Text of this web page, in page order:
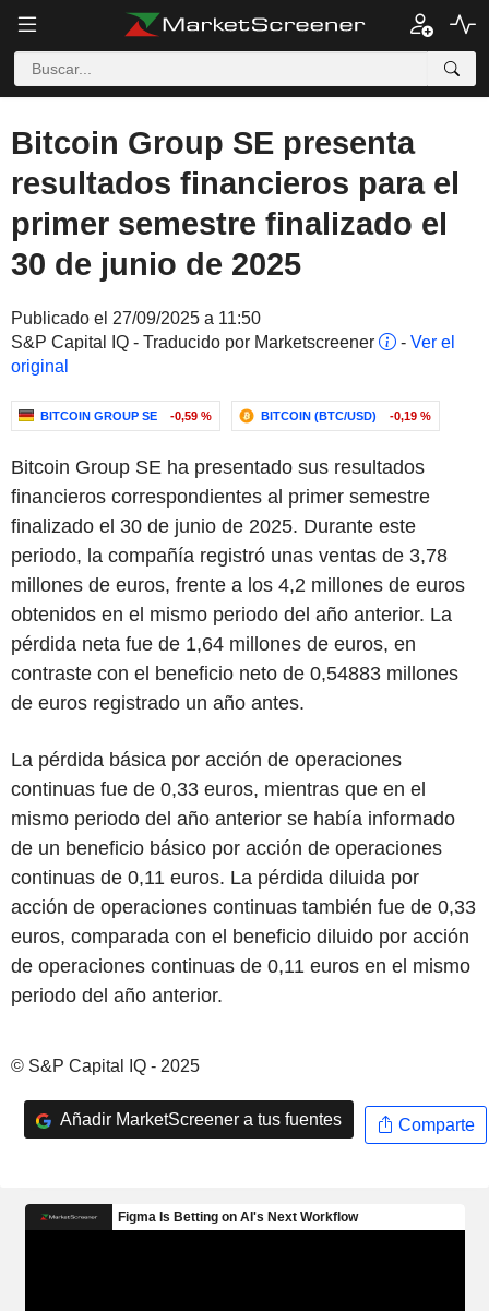
Bitcoin Group SE presenta
resultados financieros para el
primer semestre finalizado el
30 de junio de 2025
Publicado el 27/09/2025 a 11:50
S&P Capital IQ - Traducido por Marketscreener
- Ver el
original
BITCOIN GROUP SE -0,59 % BITCOIN (BTC/USD) -0,19 %
Bitcoin Group SE ha presentado sus resultados
financieros correspondientes al primer semestre
finalizado el 30 de junio de 2025. Durante este
periodo, la compañía registró unas ventas de 3,78
millones de euros, frente a los 4,2 millones de euros
obtenidos en el mismo periodo del año anterior. La
pérdida neta fue de 1,64 millones de euros, en
contraste con el beneficio neto de 0,54883 millones
de euros registrado un año antes.
La pérdida básica por acción de operaciones
continuas fue de 0,33 euros, mientras que en el
mismo periodo del año anterior se había informado
de un beneficio básico por acción de operaciones
continuas de 0,11 euros. La pérdida diluida por
acción de operaciones continuas también fue de 0,33
euros, comparada con el beneficio diluido por acción
de operaciones continuas de 0,11 euros en el mismo
periodo del año anterior.
© S&P Capital IQ - 2025
Añadir MarketScreener a tus fuentes Comparte